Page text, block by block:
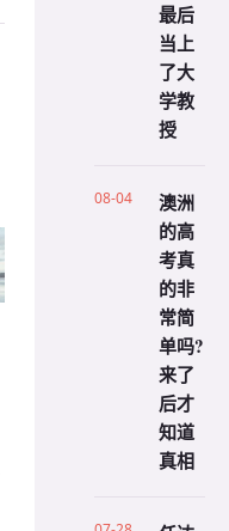
最后
当上
了大
学教
授
08-04
澳洲
的高
考真
的非
常简
单吗?
来了
后才
知道
真相